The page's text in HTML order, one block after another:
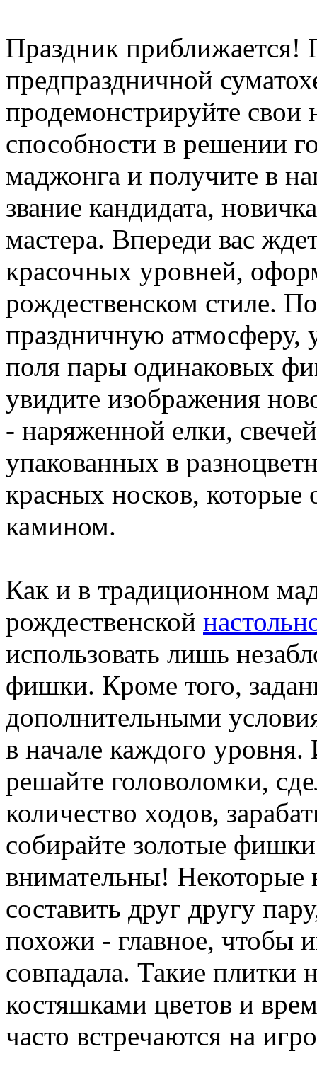
Праздник приближается!
предпраздничной
продемонстрируйте свои
способности в решении
маджонга и получите в
звание кандидата,
мастера. Впереди вас
красочных уровней,
рождественском стиле.
праздничную атмосферу,
поля пары одинаковых
увидите изображения
- наряженной елки,
упакованных в
красных носков,
камином.
Как и в традиционном
рождественской
использовать лишь
фишки. Кроме того,
дополнительными
в начале каждого уровня.
решайте головоломки,
количество ходов,
собирайте золотые
внимательны! Некоторые
составить друг другу
похожи - главное, чтобы
совпадала. Такие плитки
костяшками цветов и
часто встречаются на